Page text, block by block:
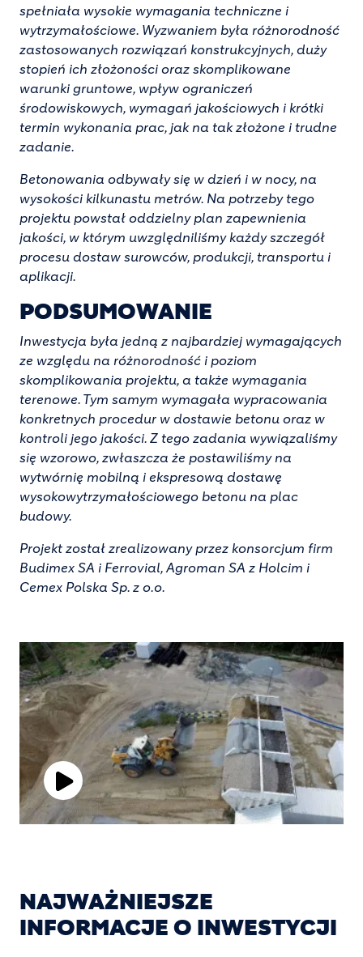
spełniała wysokie wymagania techniczne i
wytrzymałościowe. Wyzwaniem była różnorodność
zastosowanych rozwiązań konstrukcyjnych, duży
stopień ich złożoności oraz skomplikowane
warunki gruntowe, wpływ ograniczeń
środowiskowych, wymagań jakościowych i krótki
termin wykonania prac, jak na tak złożone i trudne
zadanie.
Betonowania odbywały się w dzień i w nocy, na
wysokości kilkunastu metrów. Na potrzeby tego
projektu powstał oddzielny plan zapewnienia
jakości, w którym uwzględniliśmy każdy szczegół
procesu dostaw surowców, produkcji, transportu i
aplikacji.
PODSUMOWANIE
Inwestycja była jedną z najbardziej wymagających
ze względu na różnorodność i poziom
skomplikowania projektu, a także wymagania
terenowe. Tym samym wymagała wypracowania
konkretnych procedur w dostawie betonu oraz w
kontroli jego jakości. Z tego zadania wywiązaliśmy
się wzorowo, zwłaszcza że postawiliśmy na
wytwórnię mobilną i ekspresową dostawę
wysokowytrzymałościowego betonu na plac
budowy.
Projekt został zrealizowany przez konsorcjum firm
Budimex SA i Ferrovial, Agroman SA z Holcim i
Cemex Polska Sp. z o.o.
Play
NAJWAŻNIEJSZE
INFORMACJE O INWESTYCJI